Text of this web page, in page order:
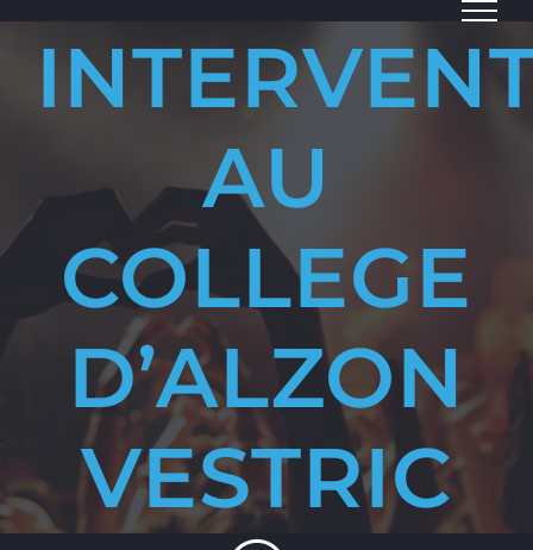
Passer
AU
COLLEGE
D’ALZON
VESTRIC